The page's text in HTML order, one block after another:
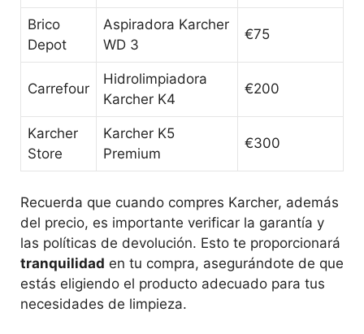
Brico
Depot
Aspiradora Karcher
WD 3
€75
Carrefour
Hidrolimpiadora
Karcher K4
€200
Karcher
Store
Karcher K5
Premium
€300
Recuerda que cuando compres Karcher, además
del precio, es importante verificar la garantía y
las políticas de devolución. Esto te proporcionará
tranquilidad en tu compra, asegurándote de que
estás eligiendo el producto adecuado para tus
necesidades de limpieza.